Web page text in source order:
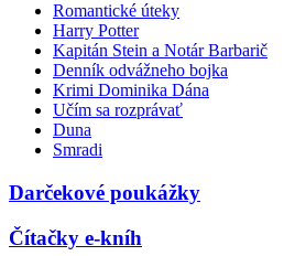
Romantické úteky
Harry Potter
Kapitán Stein a Notár Barbarič
Denník odvážneho bojka
Krimi Dominika Dána
Učím sa rozprávať
Duna
Smradi
Darčekové poukážky
Čítačky e-kníh